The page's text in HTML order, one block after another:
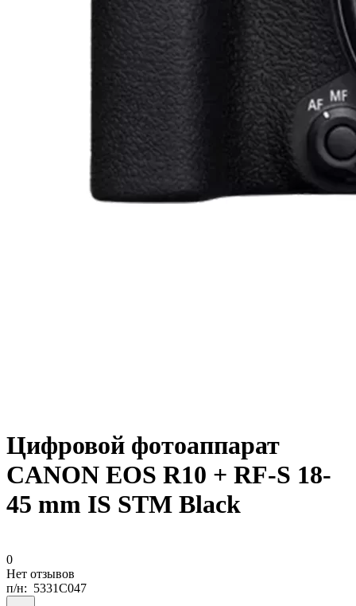
Цифровой фотоаппарат
CANON EOS R10 + RF-S 18-
45 mm IS STM Black
0
Нет отзывов
п/н: 5331C047